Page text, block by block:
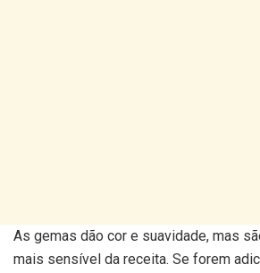
As gemas dão cor e suavidade, mas
mais sensível da receita. Se forem